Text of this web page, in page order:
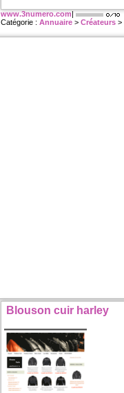
www.3numero.com
Catégorie : Annuaire> Créateurs>
Blouson cuir harley